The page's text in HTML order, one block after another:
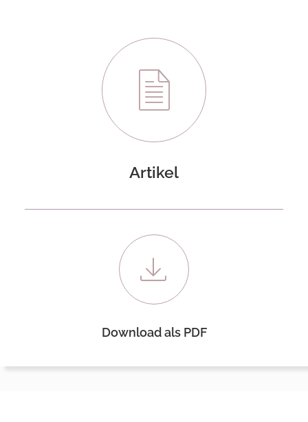
Artikel
Download als PDF